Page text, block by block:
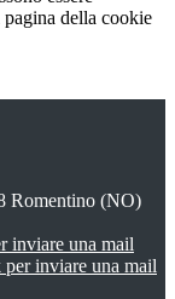
della cookie
Romentino (NO)
inviare una mail
inviare una mail